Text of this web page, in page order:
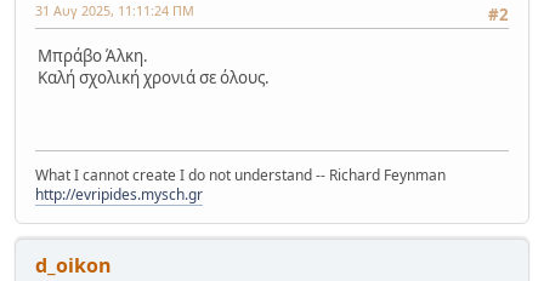
#2
31 Αυγ 2025, 11:11:24 ΠΜ
Μπράβο Άλκη.
Καλή σχολική χρονιά σε όλους.
What I cannot create I do not understand -- Richard Feynman
http://evripides.mysch.gr
d_oikon